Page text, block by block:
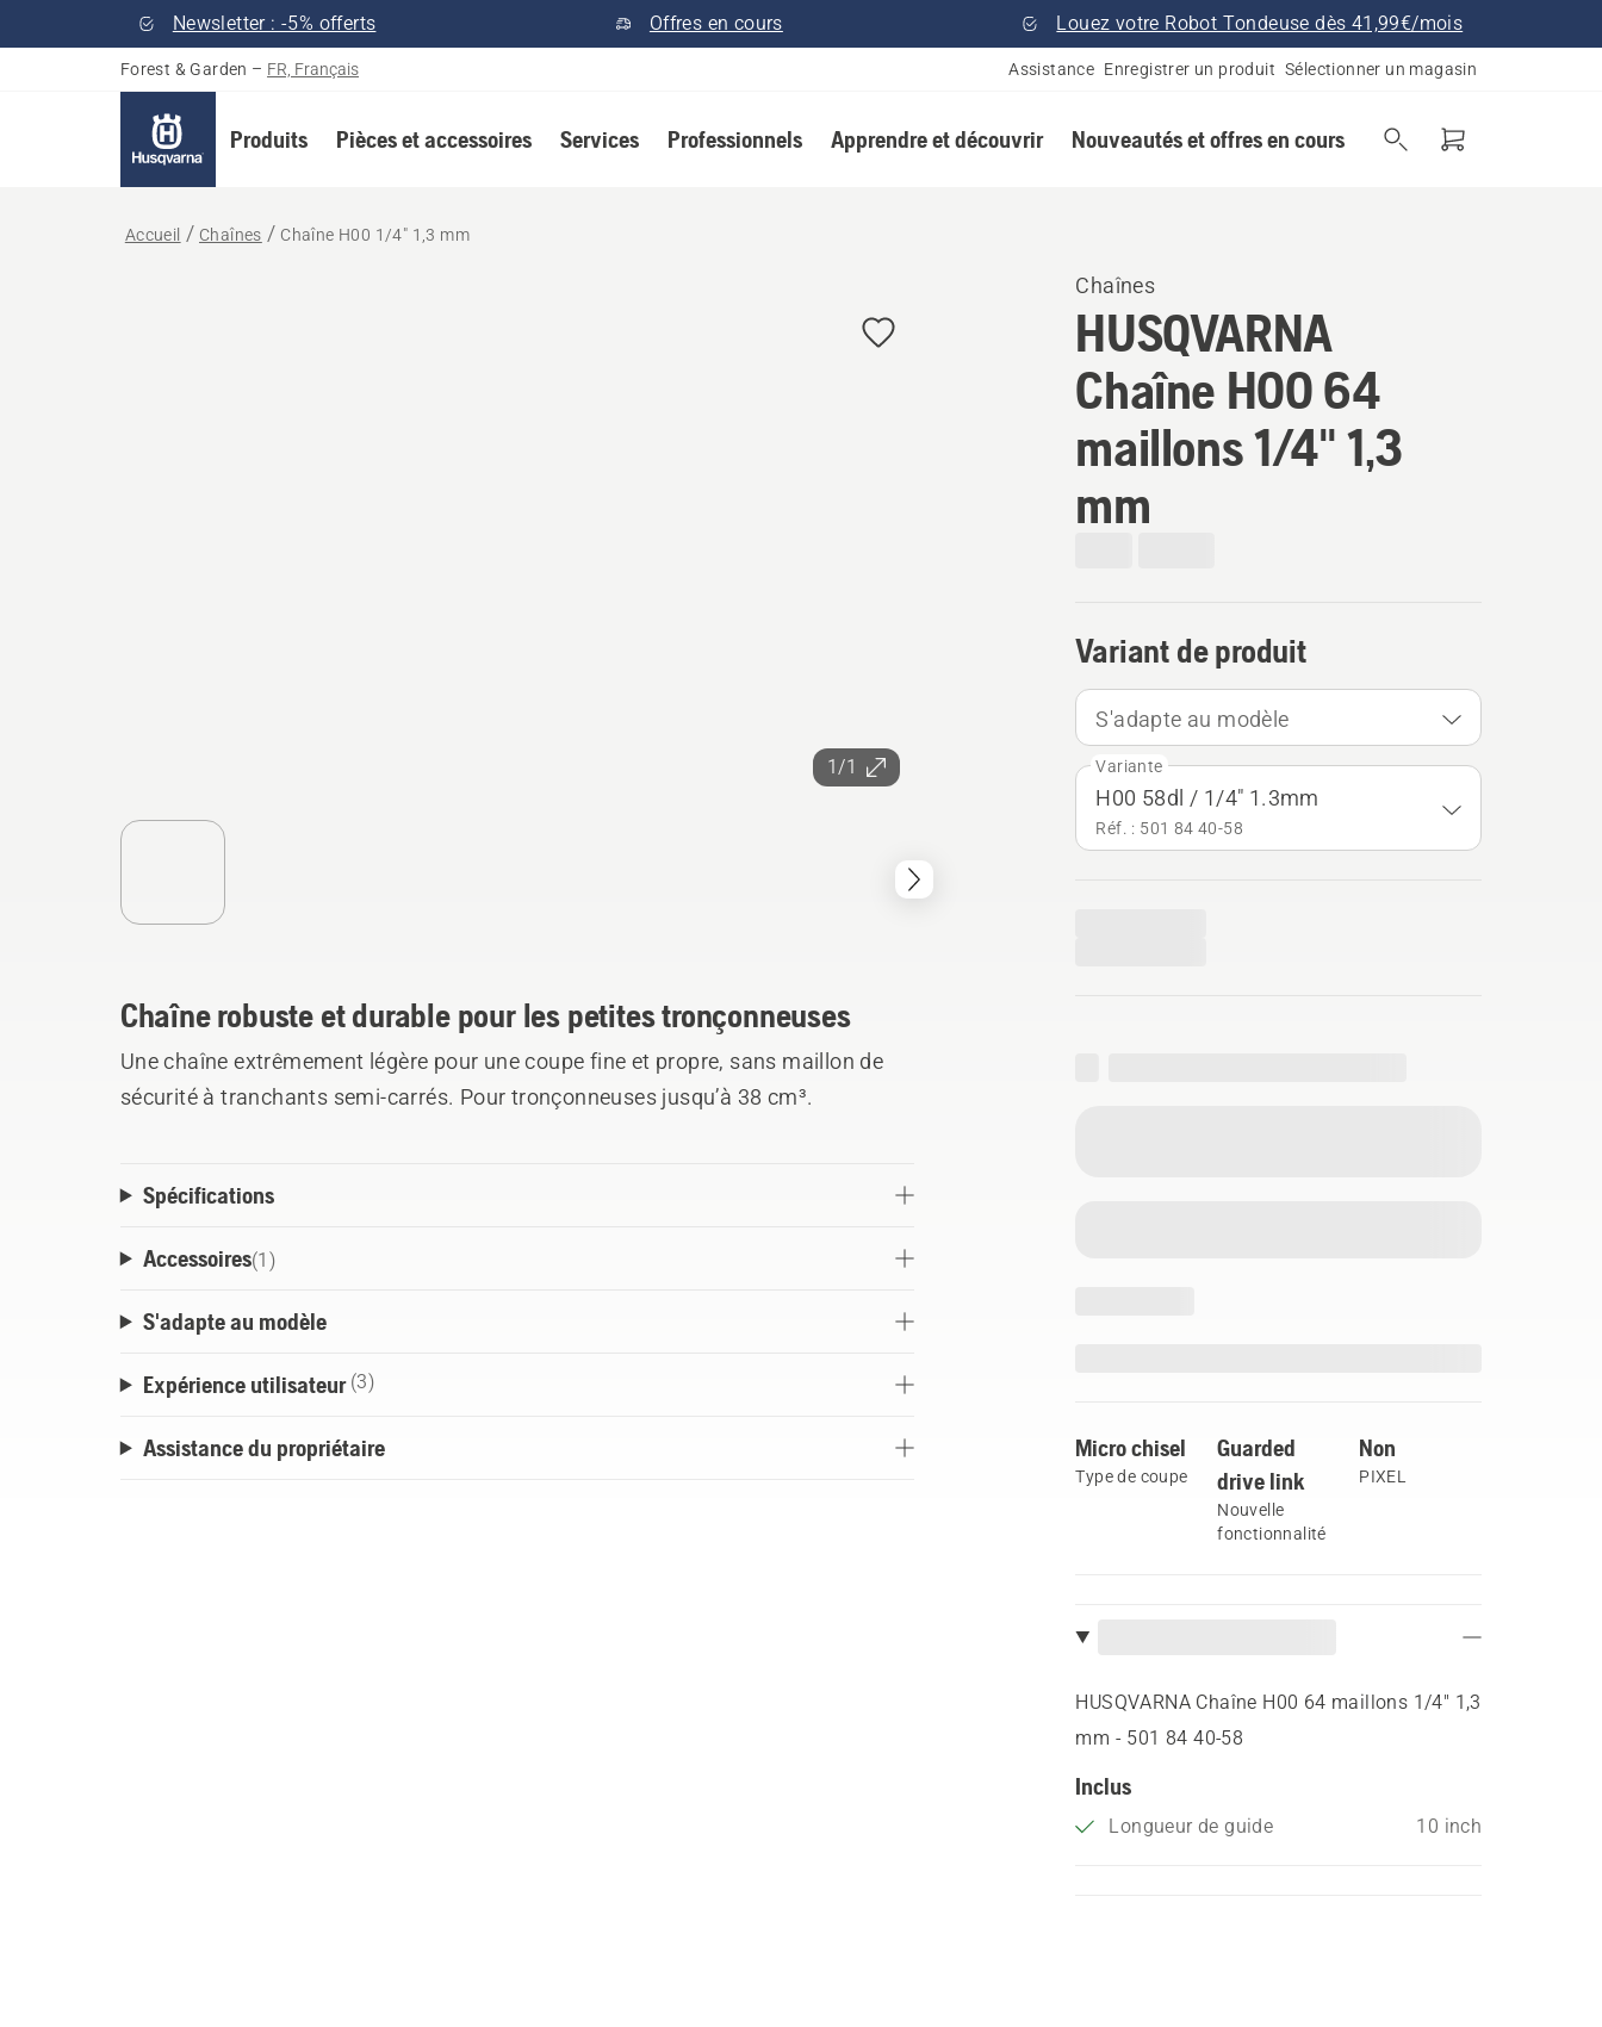
Newsletter : -5% offerts Offres en cours Louez votre Robot Tondeuse dès 41,99€/mois
Forest & Garden – FR, Français Assistance Enregistrer un produit Sélectionner un magasin
Produits Pièces et accessoires Services Professionnels Apprendre et découvrir Nouveautés et offres en cours
Accueil Chaînes Chaîne H00 1/4" 1,3 mm
1/1
Chaînes
HUSQVARNA
Chaîne H00 64
maillons 1/4" 1,3
mm
Variant de produit
S'adapte au modèle
Variante
H00 58dl / 1/4" 1.3mm
Réf. : 501 84 40‑58
Micro chisel
Type de coupe
Guarded
drive link
Nouvelle
fonctionnalité
Non
PIXEL
HUSQVARNA Chaîne H00 64 maillons 1/4" 1,3
mm - 501 84 40‑58
Inclus
Longueur de guide 10 inch
Chaîne robuste et durable pour les petites tronçonneuses
Une chaîne extrêmement légère pour une coupe fine et propre, sans maillon de
sécurité à tranchants semi-carrés. Pour tronçonneuses jusqu’à 38 cm³.
Spécifications
Accessoires(1 )
S'adapte au modèle
Expérience utilisateur (3)
Assistance du propriétaire